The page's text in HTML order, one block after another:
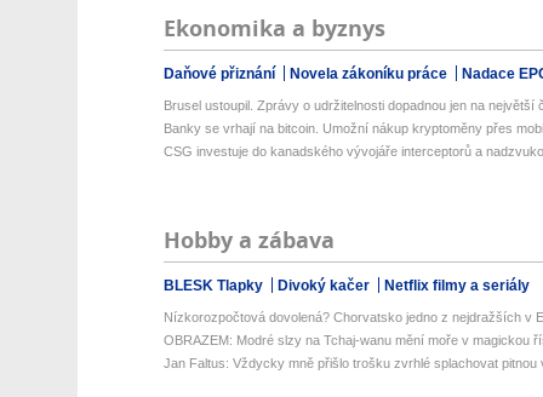
Ekonomika a byznys
Daňové přiznání Novela zákoníku práce Nadace
Brusel ustoupil. Zprávy o udržitelnosti dopadnou jen na největší
Banky se vrhají na bitcoin. Umožní nákup kryptoměny přes
CSG investuje do kanadského vývojáře interceptorů a
Hobby a zábava
BLESK Tlapky Divoký kačer Netflix filmy a seriály
Nízkorozpočtová dovolená? Chorvatsko jedno z nejdražších v
OBRAZEM: Modré slzy na Tchaj-wanu mění moře v magickou
Jan Faltus: Vždycky mně přišlo trošku zvrhlé splachovat pitnou